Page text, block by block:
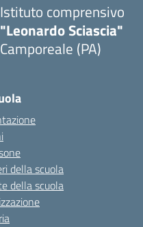
Istituto comprensivo
"Leonardo Sciascia"
Camporeale (PA)
della scuola
della scuola